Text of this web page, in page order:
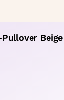
Pullover Beige